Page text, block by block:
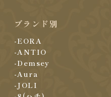
ブランド別
-EORA
-ANTIO
-Demsey
-Aura
-JOLI